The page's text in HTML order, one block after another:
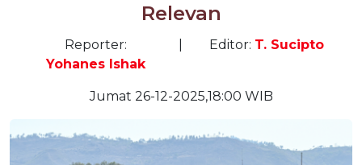
Relevan
Reporter:
Yohanes Ishak
Editor: T. Sucipto
Jumat 26-12-2025,18:00 WIB